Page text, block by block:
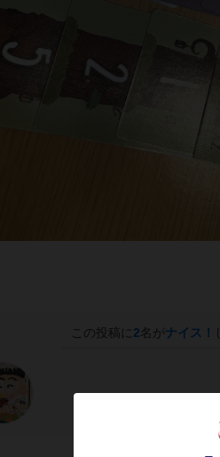
この投稿に 2名がナイス！